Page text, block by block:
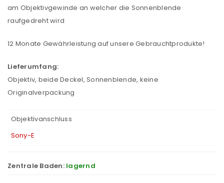
am Objektivgewinde an welcher die Sonnenblende
raufgedreht wird
12 Monate Gewährleistung auf unsere Gebrauchtprodukte!
Lieferumfang:
Objektiv, beide Deckel, Sonnenblende, keine
Originalverpackung
Objektivanschluss
Sony-E
Zentrale Baden: lagernd